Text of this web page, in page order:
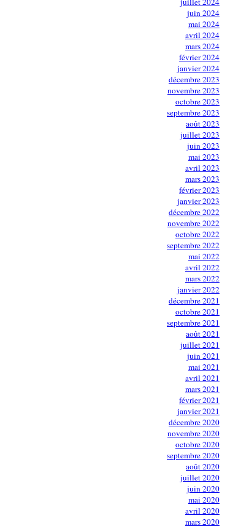
juin 2024
mai 2024
avril 2024
mars 2024
février 2024
janvier 2024
décembre 2023
novembre 2023
octobre 2023
septembre 2023
août 2023
juillet 2023
juin 2023
mai 2023
avril 2023
mars 2023
février 2023
janvier 2023
décembre 2022
novembre 2022
octobre 2022
septembre 2022
mai 2022
avril 2022
mars 2022
janvier 2022
décembre 2021
octobre 2021
septembre 2021
août 2021
juillet 2021
juin 2021
mai 2021
avril 2021
mars 2021
février 2021
janvier 2021
décembre 2020
novembre 2020
octobre 2020
septembre 2020
août 2020
juillet 2020
juin 2020
mai 2020
avril 2020
mars 2020